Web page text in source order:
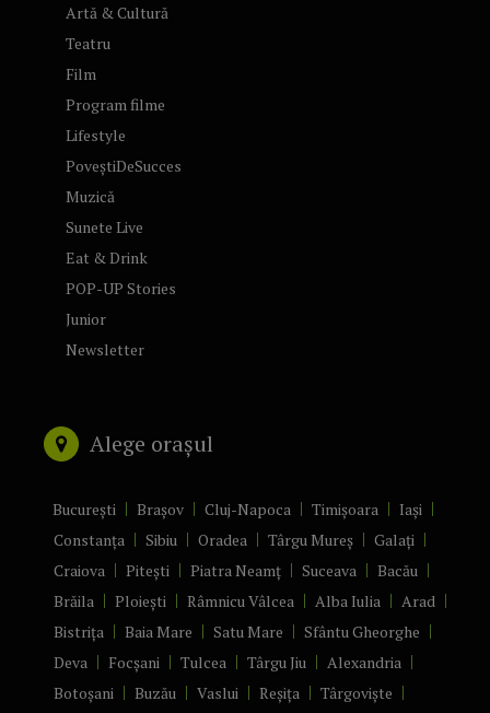
Artă & Cultură
Teatru
Film
Program filme
Lifestyle
PoveștiDeSucces
Muzică
Sunete Live
Eat & Drink
POP-UP Stories
Junior
Newsletter
Alege orașul
București Brașov Cluj-Napoca Timișoara
Iași
Constanța
Sibiu Oradea Târgu Mureș
Galați
Craiova
Pitești Piatra Neamț Suceava
Bacău
Brăila
Ploiești Râmnicu Vâlcea Alba Iulia
Arad
Bistrița
Baia Mare Satu Mare
Sfântu Gheorghe
Deva
Focșani Tulcea Târgu Jiu
Alexandria
Botoșani
Buzău Vaslui Reșița
Târgoviște